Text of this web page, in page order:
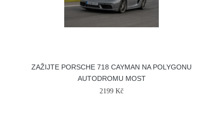
ZAŽIJTE PORSCHE 718 CAYMAN NA POLYGONU
AUTODROMU MOST
2199 Kč